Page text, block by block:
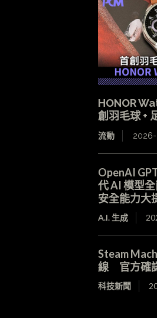
HONOR
創羽毛球 +
流動
OpenAI
代 AI 模型
安全能力大
A.I. 生成
Steam
線 官方確
科技新聞